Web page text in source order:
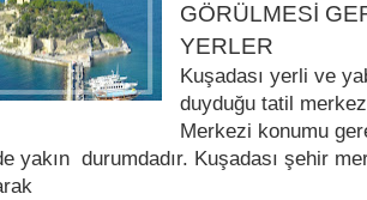
GÖRÜLMESİ
YERLER
Kuşadası yerli ve
duyduğu tatil
Merkezi konumu
yakın durumdadır. Kuşadası şehir